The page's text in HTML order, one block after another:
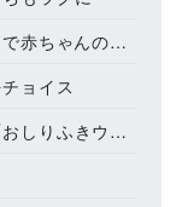
睡眠をチェック
ョイス
きウォーマー」